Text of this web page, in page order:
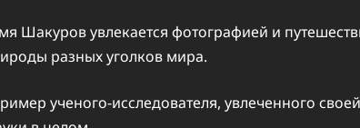
Шакуров увлекается фотографией и
разных уголков мира.
ученого-исследователя, увлеченного